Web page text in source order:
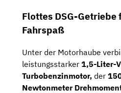
Flottes DSG-Getriebe
Fahrspaß
Unter der Motorhaube
leistungsstarker 1,5-Liter-
Turbobenzinmotor, der
Newtonmeter